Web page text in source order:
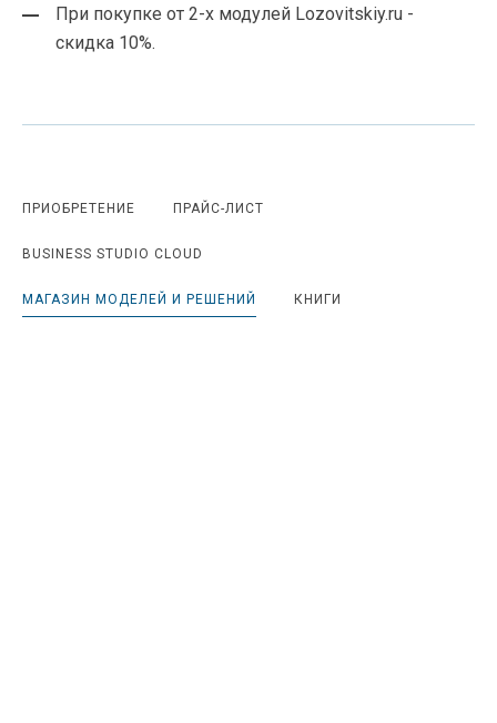
При покупке от 2-х модулей Lozovitskiy.ru -
скидка 10%.
ПРИОБРЕТЕНИЕ ПРАЙС-ЛИСТ
BUSINESS STUDIO CLOUD
МАГАЗИН МОДЕЛЕЙ И РЕШЕНИЙ КНИГИ